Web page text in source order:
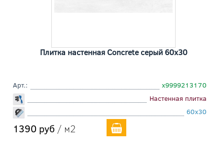
Плитка настенная Concrete серый 60x30
Арт.:
х9999213170
Настенная плитка
60x30
1390 руб / м2